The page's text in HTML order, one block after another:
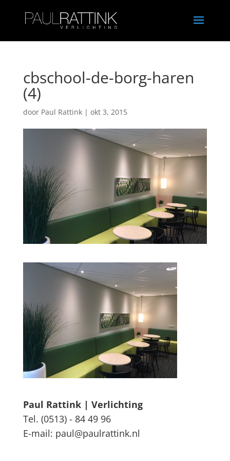
cbschool-de-borg-haren
(4)
door Paul Rattink| okt 3, 2015
Paul Rattink | Verlichting
Tel. (0513) - 84 49 96
E-mail: paul@paulrattink.nl